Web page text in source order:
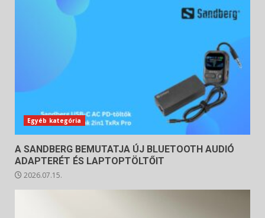
Egyéb kategória
A SANDBERG BEMUTATJA ÚJ BLUETOOTH AUDIÓ
ADAPTERÉT ÉS LAPTOPTÖLTŐIT
2026.07.15.